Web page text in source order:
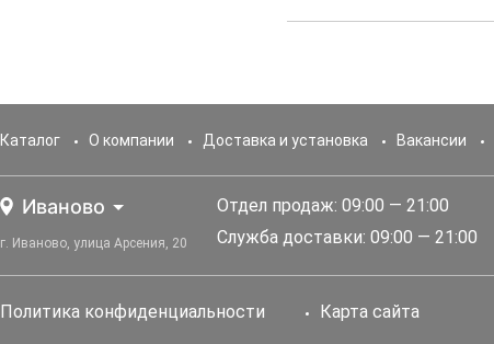
Каталог О компании Доставка и установка Вакансии
Иваново
г. Иваново, улица Арсения, 20
Отдел продаж: 09:00 — 21:00
Служба доставки: 09:00 — 21:00
Политика конфиденциальности Карта сайта